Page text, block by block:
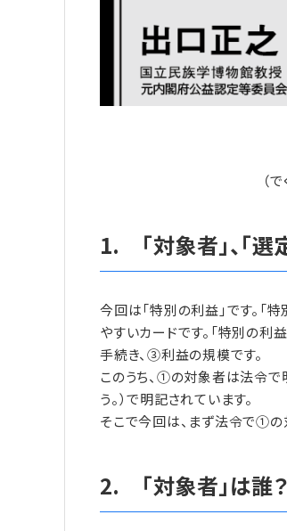
（
1. 「対象者」、「選
今回は「特別の利益」です。「
やすいカードです。「特別の利
手続き、③利益の規模です。
このうち、①の対象者は法令で
う。）で明記されています。
そこで今回は、まず法令で①の
2. 「対象者」は誰？